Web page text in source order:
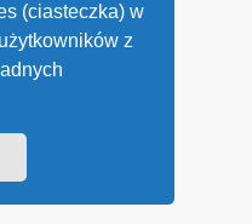
(ciasteczka) w
z
© phpBB Limited